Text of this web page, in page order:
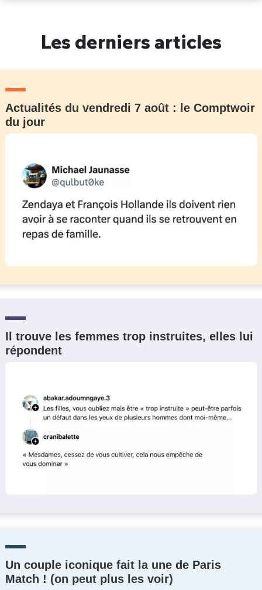
Les derniers articles
Actualités du vendredi 7 août : le Comptwoir
du jour
Il trouve les femmes trop instruites, elles lui
répondent
Un couple iconique fait la une de Paris
Match ! (on peut plus les voir)